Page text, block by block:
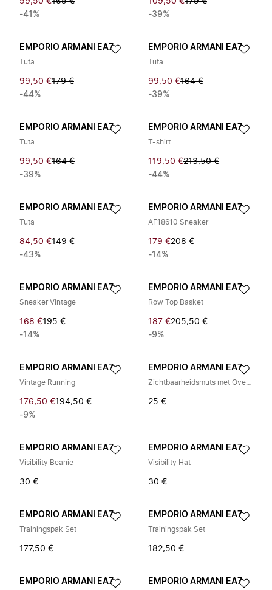
-41%
-39%
EMPORIO ARMANI EA7
Tuta
99,50 €179 €
-44%
EMPORIO ARMANI EA7
Tuta
99,50 €164 €
-39%
EMPORIO ARMANI EA7
Tuta
99,50 €164 €
-39%
EMPORIO ARMANI EA7
T-shirt
119,50 €213,50 €
-44%
EMPORIO ARMANI EA7
Tuta
84,50 €149 €
-43%
EMPORIO ARMANI EA7
AF18610 Sneaker
179 €208 €
-14%
EMPORIO ARMANI EA7
Sneaker Vintage
168 €195 €
-14%
EMPORIO ARMANI EA7
Row Top Basket
187 €205,50 €
-9%
EMPORIO ARMANI EA7
Vintage Running
176,50 €194,50 €
-9%
EMPORIO ARMANI EA7
Zichtbaarheidsmuts met Oversized Logo
25 €
EMPORIO ARMANI EA7
Visibility Beanie
30 €
EMPORIO ARMANI EA7
Visibility Hat
30 €
EMPORIO ARMANI EA7
Trainingspak Set
177,50 €
EMPORIO ARMANI EA7
Trainingspak Set
182,50 €
EMPORIO ARMANI EA7 EMPORIO ARMANI EA7